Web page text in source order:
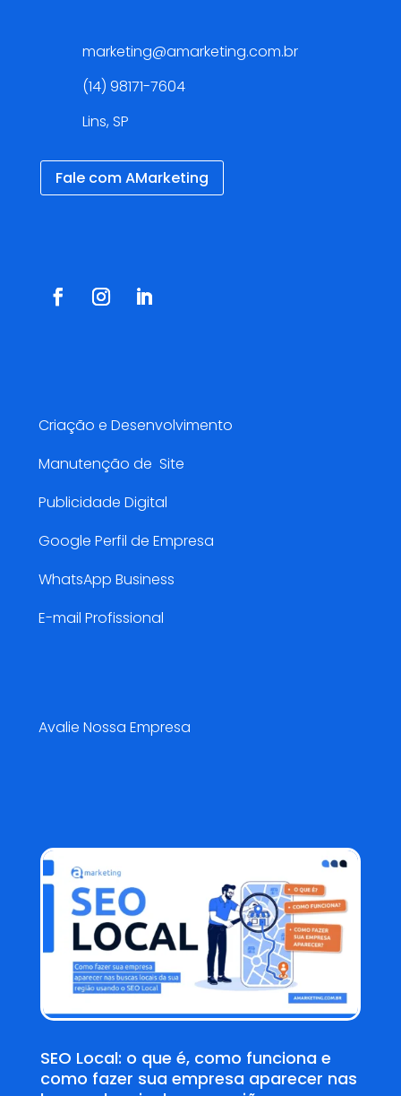
marketing@amarketing.com.br
(14) 98171-7604
Lins, SP
Fale com AMarketing
Criação e Desenvolvimento
Manutenção de Site
Publicidade Digital
Google Perfil de Empresa
WhatsApp Business
E-mail Profissional
Avalie Nossa Empresa
SEO Local: o que é, como funciona e
como fazer sua empresa aparecer nas